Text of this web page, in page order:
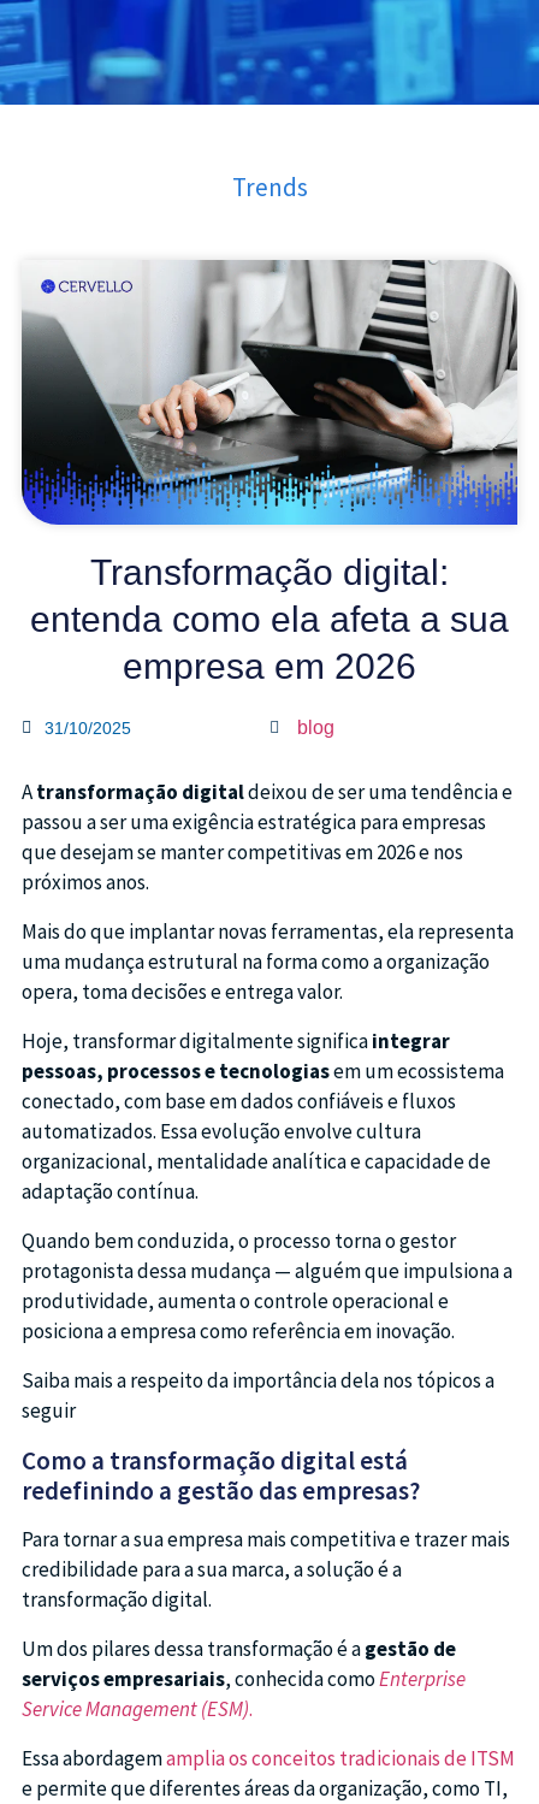
Trends
Transformação digital:
entenda como ela afeta a sua
empresa em 2026
31/10/2025 blog
Atransformação digitaldeixou de ser uma tendência e
passou a ser uma exigência estratégica para empresas
que desejam se manter competitivas em 2026 e nos
próximos anos.
Mais do que implantar novas ferramentas, ela representa
uma mudança estrutural na forma como a organização
opera, toma decisões e entrega valor.
Hoje, transformar digitalmente significaintegrar
pessoas, processos e tecnologiasem um ecossistema
conectado, com base em dados confiáveis e fluxos
automatizados. Essa evolução envolve cultura
organizacional, mentalidade analítica e capacidade de
adaptação contínua.
Quando bem conduzida, o processo torna o gestor
protagonista dessa mudança — alguém que impulsiona a
produtividade, aumenta o controle operacional e
posiciona a empresa como referência em inovação.
Saiba mais a respeito da importância dela nos tópicos a
seguir
Como a transformação digital está
redefinindo a gestão das empresas?
Para tornar a sua empresa mais competitiva e trazer mais
credibilidade para a sua marca, a solução é a
transformação digital.
Um dos pilares dessa transformação é agestão de
serviços empresariais, conhecida comoEnterprise
Service Management (ESM).
Essa abordagemamplia os conceitos tradicionais de ITSM
e permite que diferentes áreas da organização, como TI,